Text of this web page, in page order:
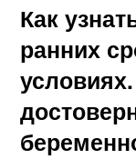
Как
ранних